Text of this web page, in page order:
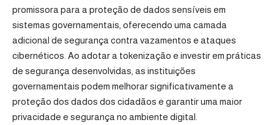
promissora para a proteção de dados sensíveis em
sistemas governamentais, oferecendo uma camada
adicional de segurança contra vazamentos e ataques
cibernéticos. Ao adotar a tokenização e investir em práticas
de segurança desenvolvidas, as instituições
governamentais podem melhorar significativamente a
proteção dos dados dos cidadãos e garantir uma maior
privacidade e segurança no ambiente digital.